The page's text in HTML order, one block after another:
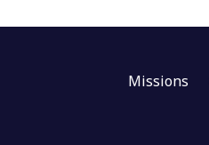
Missions